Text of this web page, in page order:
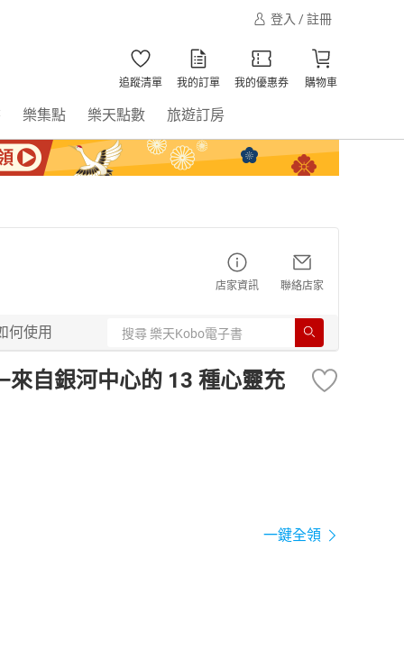
登入 / 註冊
追蹤清單 我的訂單 我的優惠券 購物車
樂集點 樂天點數 旅遊訂房
店家資訊 聯絡店家
何使用
來自銀河中心的 13 種心靈充
一鍵全領